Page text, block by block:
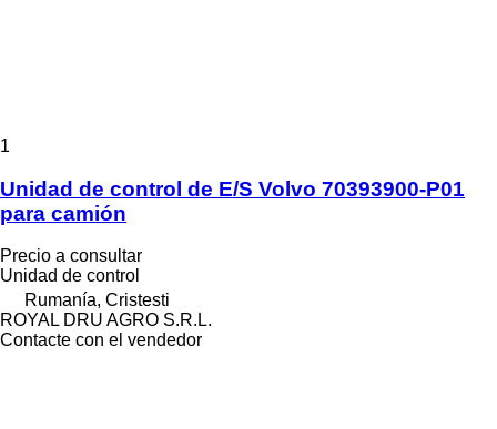
1
Unidad de control de E/S Volvo 70393900-P01
para camión
Precio a consultar
Unidad de control
Rumanía, Cristesti
ROYAL DRU AGRO S.R.L.
Contacte con el vendedor